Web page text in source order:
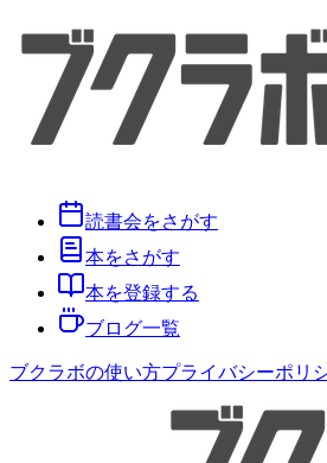
読書会をさがす
本をさがす
本を登録する
ブログ一覧
ブクラボの使い方プライバシーポリ